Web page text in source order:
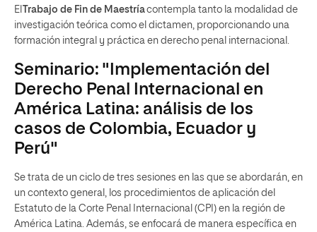
El Trabajo de Fin de Maestríacontempla tanto la modalidad de
investigación teórica como el dictamen, proporcionando una
formación integral y práctica en derecho penal internacional.
Seminario: "Implementación del
Derecho Penal Internacional en
América Latina: análisis de los
casos de Colombia, Ecuador y
Perú"
Se trata de un ciclo de tres sesiones en las que se abordarán, en
un contexto general, los procedimientos de aplicación del
Estatuto de la Corte Penal Internacional (CPI) en la región de
América Latina. Además, se enfocará de manera específica en